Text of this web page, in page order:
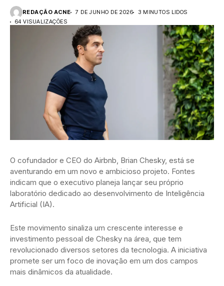
REDAÇÃO ACNE 7 DE JUNHO DE 2026
3 MINUTOS LIDOS
64 VISUALIZAÇÕES
O cofundador e CEO do Airbnb, Brian Chesky, está se
aventurando em um novo e ambicioso projeto. Fontes
indicam que o executivo planeja lançar seu próprio
laboratório dedicado ao desenvolvimento de Inteligência
Artificial (IA).
Este movimento sinaliza um crescente interesse e
investimento pessoal de Chesky na área, que tem
revolucionado diversos setores da tecnologia. A iniciativa
promete ser um foco de inovação em um dos campos
mais dinâmicos da atualidade.